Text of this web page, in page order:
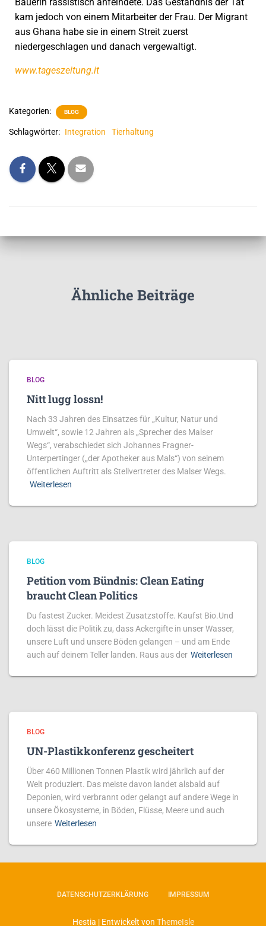
Bäuerin rassistisch anfeindete. Das Geständnis der Tat
kam jedoch von einem Mitarbeiter der Frau. Der Migrant
aus Ghana habe sie in einem Streit zuerst
niedergeschlagen und danach vergewaltigt.
www.tageszeitung.it
Kategorien: BLOG
Schlagwörter: Integration Tierhaltung
Ähnliche Beiträge
BLOG
Nitt lugg lossn!
Nach 33 Jahren des Einsatzes für „Kultur, Natur und
Umwelt“, sowie 12 Jahren als „Sprecher des Malser
Wegs“, verabschiedet sich Johannes Fragner-
Unterpertinger („der Apotheker aus Mals“) von seinem
öffentlichen Auftritt als Stellvertreter des Malser Wegs.
Weiterlesen
BLOG
Petition vom Bündnis: Clean Eating
braucht Clean Politics
Du fastest Zucker. Meidest Zusatzstoffe. Kaufst Bio.Und
doch lässt die Politik zu, dass Ackergifte in unser Wasser,
unsere Luft und unsere Böden gelangen – und am Ende
auch auf deinem Teller landen. Raus aus der Weiterlesen
BLOG
UN-Plastikkonferenz gescheitert
Über 460 Millionen Tonnen Plastik wird jährlich auf der
Welt produziert. Das meiste davon landet alsbald auf
Deponien, wird verbrannt oder gelangt auf andere Wege in
unsere Ökosysteme, in Böden, Flüsse, Meere und auch
unsere Weiterlesen
DATENSCHUTZERKLÄRUNG IMPRESSUM
Hestia | Entwickelt von ThemeIsle